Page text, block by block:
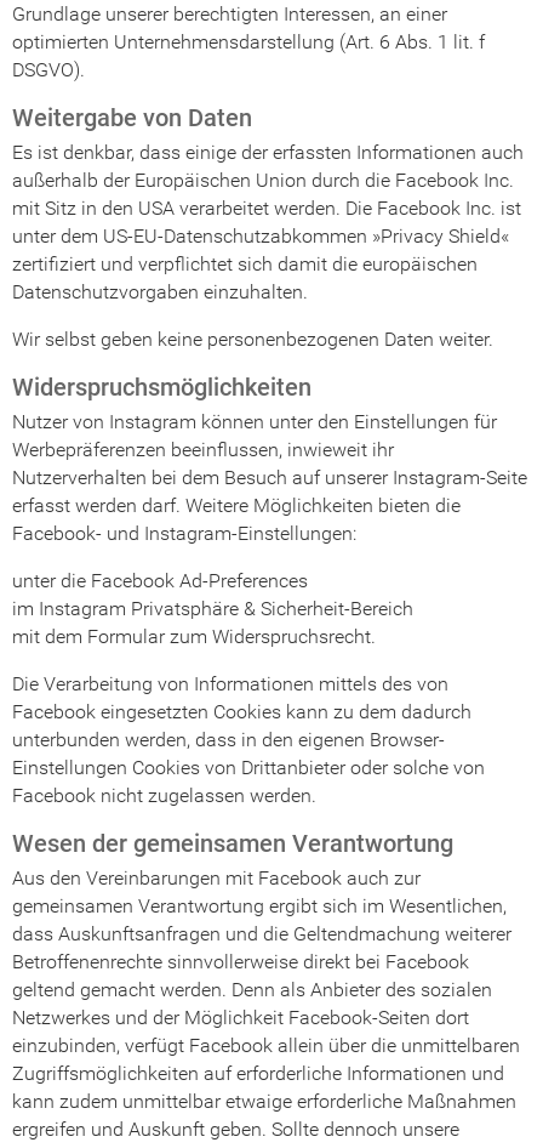
Grundlage unserer berechtigten Interessen, an einer
optimierten Unternehmensdarstellung (Art. 6 Abs. 1 lit. f
DSGVO).
Weitergabe von Daten
Es ist denkbar, dass einige der erfassten Informationen auch
außerhalb der Europäischen Union durch die Facebook Inc.
mit Sitz in den USA verarbeitet werden. Die Facebook Inc. ist
unter dem US-EU-Datenschutzabkommen »Privacy Shield«
zertifiziert und verpflichtet sich damit die europäischen
Datenschutzvorgaben einzuhalten.
Wir selbst geben keine personenbezogenen Daten weiter.
Widerspruchsmöglichkeiten
Nutzer von Instagram können unter den Einstellungen für
Werbepräferenzen beeinflussen, inwieweit ihr
Nutzerverhalten bei dem Besuch auf unserer Instagram-Seite
erfasst werden darf. Weitere Möglichkeiten bieten die
Facebook- und Instagram-Einstellungen:
unter die Facebook Ad-Preferences
im Instagram Privatsphäre & Sicherheit-Bereich
mit dem Formular zum Widerspruchsrecht.
Die Verarbeitung von Informationen mittels des von
Facebook eingesetzten Cookies kann zu dem dadurch
unterbunden werden, dass in den eigenen Browser-
Einstellungen Cookies von Drittanbieter oder solche von
Facebook nicht zugelassen werden.
Wesen der gemeinsamen Verantwortung
Aus den Vereinbarungen mit Facebook auch zur
gemeinsamen Verantwortung ergibt sich im Wesentlichen,
dass Auskunftsanfragen und die Geltendmachung weiterer
Betroffenenrechte sinnvollerweise direkt bei Facebook
geltend gemacht werden. Denn als Anbieter des sozialen
Netzwerkes und der Möglichkeit Facebook-Seiten dort
einzubinden, verfügt Facebook allein über die unmittelbaren
Zugriffsmöglichkeiten auf erforderliche Informationen und
kann zudem unmittelbar etwaige erforderliche Maßnahmen
ergreifen und Auskunft geben. Sollte dennoch unsere